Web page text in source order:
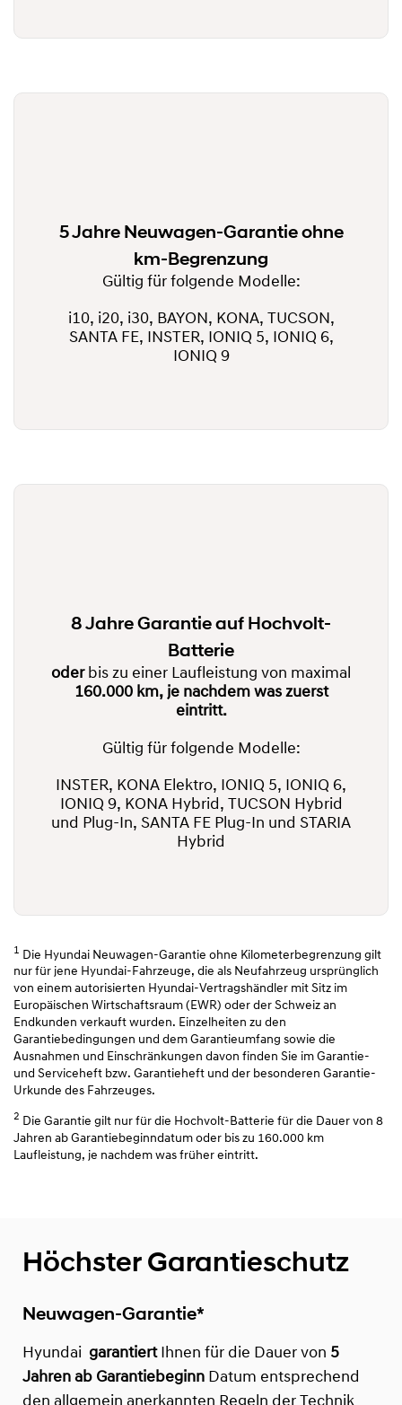
5 Jahre Neuwagen-Garantie ohne
km-Begrenzung
Gültig für folgende Modelle:
i10, i20, i30, BAYON, KONA, TUCSON,
SANTA FE, INSTER, IONIQ 5, IONIQ 6,
IONIQ 9
8 Jahre Garantie auf Hochvolt-
Batterie
oderbis zu einer Laufleistung von maximal
160.000 km, je nachdem was zuerst
eintritt.
Gültig für folgende Modelle:
INSTER, KONA Elektro, IONIQ 5, IONIQ 6,
IONIQ 9, KONA Hybrid, TUCSON Hybrid
und Plug-In, SANTA FE Plug-In und STARIA
Hybrid
1 Die Hyundai Neuwagen-Garantie ohne Kilometerbegrenzung gilt
nur für jene Hyundai-Fahrzeuge, die als Neufahrzeug ursprünglich
von einem autorisierten Hyundai-Vertragshändler mit Sitz im
Europäischen Wirtschaftsraum (EWR) oder der Schweiz an
Endkunden verkauft wurden. Einzelheiten zu den
Garantiebedingungen und dem Garantieumfang sowie die
Ausnahmen und Einschränkungen davon finden Sie im Garantie-
und Serviceheft bzw. Garantieheft und der besonderen Garantie-
Urkunde des Fahrzeuges.
2 Die Garantie gilt nur für die Hochvolt-Batterie für die Dauer von 8
Jahren ab Garantiebeginndatum oder bis zu 160.000 km
Laufleistung, je nachdem was früher eintritt.
Höchster Garantieschutz
Neuwagen-Garantie*
Hyundai garantiertIhnen für die Dauer von 5
Jahren ab Garantiebeginn Datum entsprechend